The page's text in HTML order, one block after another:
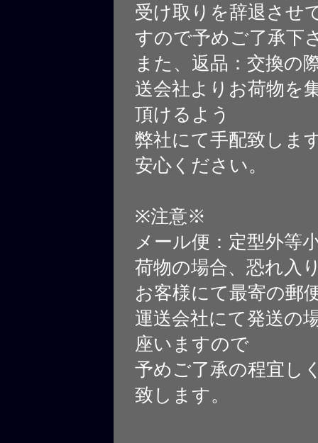
受け取りを辞退させ
すので予めご了承下
また、返品：交換の
送会社よりお荷物を
頂けるよう
弊社にて手配致しま
安心ください。
※注意※
メール便：定型外等
荷物の場合、恐れ入
お客様にて最寄の郵
運送会社にて発送の
座いますので
予めご了承の程宜し
致します。